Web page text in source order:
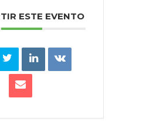
ESTE EVENTO